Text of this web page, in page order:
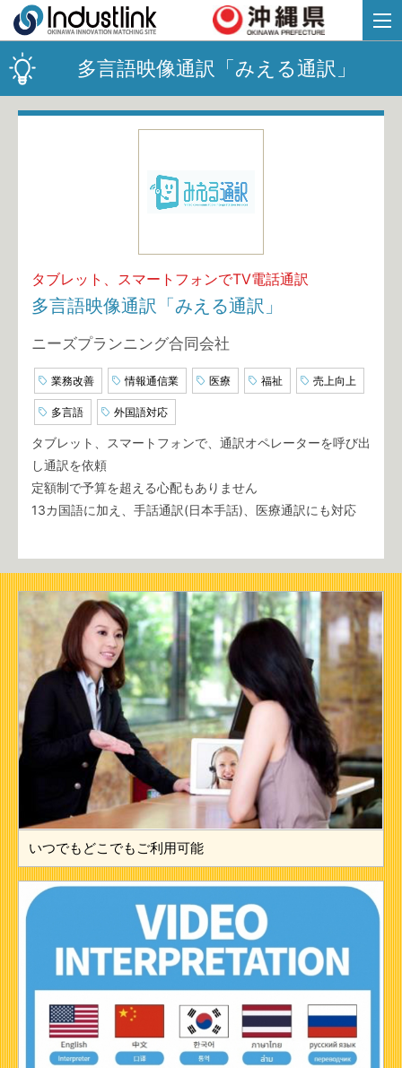
多言語映像通訳「みえる通訳」
タブレット、スマートフォンでTV電話通訳
多言語映像通訳「みえる通訳」
ニーズプランニング合同会社
業務改善 情報通信業 医療 福祉 売上向上
多言語 外国語対応
タブレット、スマートフォンで、通訳オペレーターを呼び出
し通訳を依頼
定額制で予算を超える心配もありません
13カ国語に加え、手話通訳(日本手話)、医療通訳にも対応
いつでもどこでもご利用可能